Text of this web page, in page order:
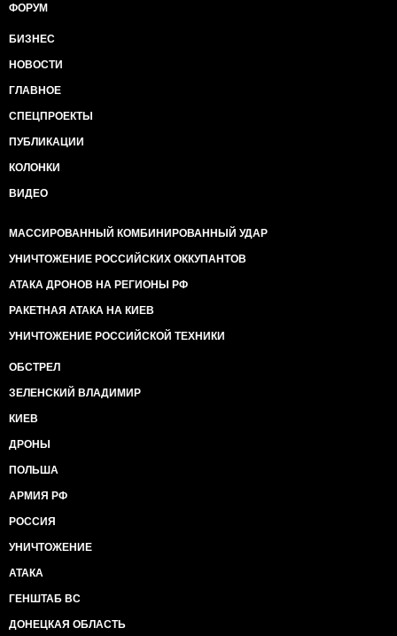
ФОРУМ
БИЗНЕС
НОВОСТИ
ГЛАВНОЕ
СПЕЦПРОЕКТЫ
ПУБЛИКАЦИИ
КОЛОНКИ
ВИДЕО
МАССИРОВАННЫЙ КОМБИНИРОВАННЫЙ УДАР
УНИЧТОЖЕНИЕ РОССИЙСКИХ ОККУПАНТОВ
АТАКА ДРОНОВ НА РЕГИОНЫ РФ
РАКЕТНАЯ АТАКА НА КИЕВ
УНИЧТОЖЕНИЕ РОССИЙСКОЙ ТЕХНИКИ
ОБСТРЕЛ
ЗЕЛЕНСКИЙ ВЛАДИМИР
КИЕВ
ДРОНЫ
ПОЛЬША
АРМИЯ РФ
РОССИЯ
УНИЧТОЖЕНИЕ
АТАКА
ГЕНШТАБ ВС
ДОНЕЦКАЯ ОБЛАСТЬ